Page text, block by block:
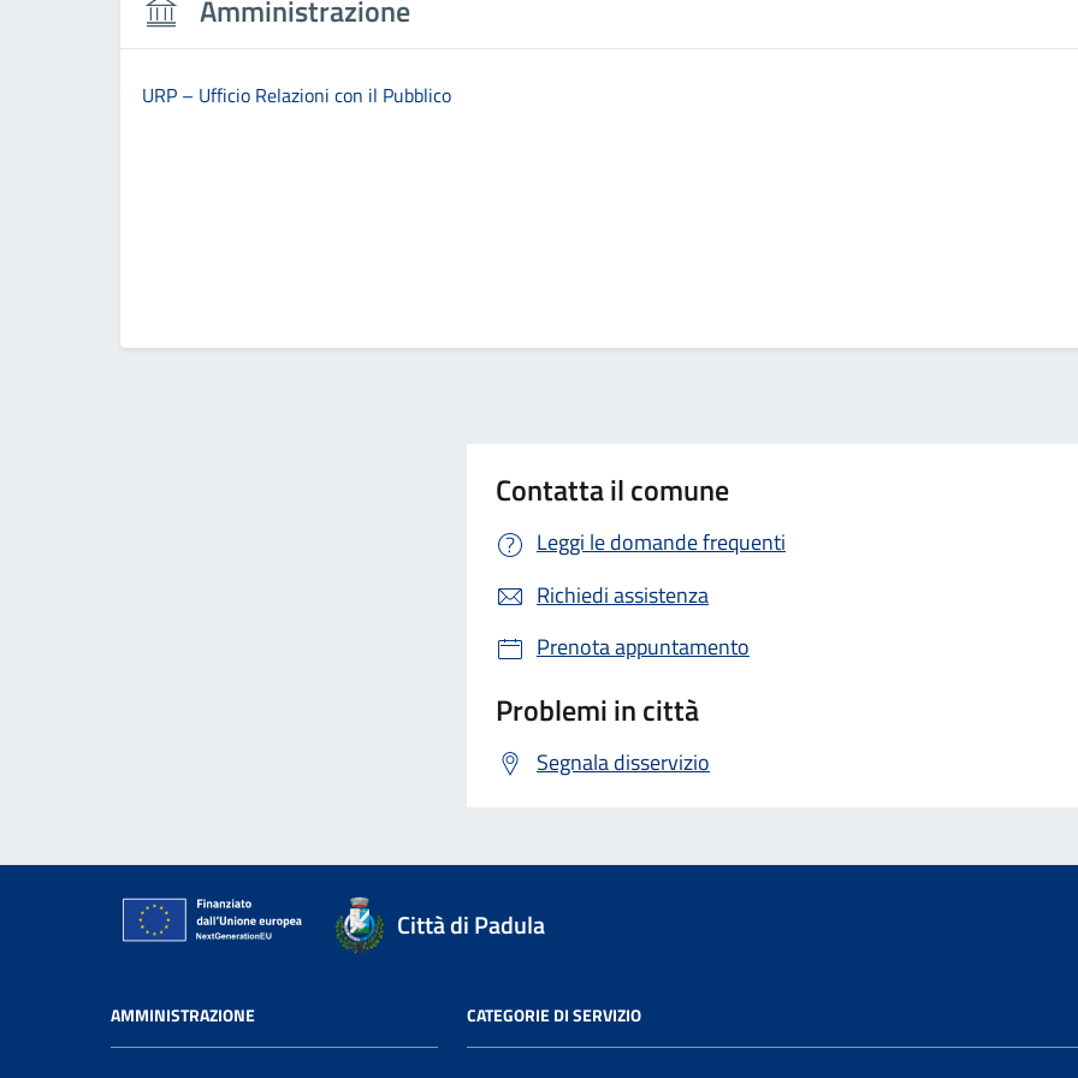
Amministrazione
URP – Ufficio Relazioni con il Pubblico
Contatta il comune
Leggi le domande frequenti
Richiedi assistenza
Prenota appuntamento
Problemi in città
Segnala disservizio
Città di Padula
AMMINISTRAZIONE CATEGORIE DI SERVIZIO